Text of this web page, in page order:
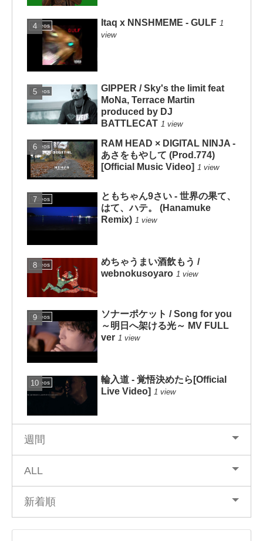
Videos Itaq x NNSHMEME - GULF 1
view
Videos
GIPPER / Sky's the limit feat
MoNa, Terrace Martin
produced by DJ
BATTLECAT 1 view
Videos
RAM HEAD × DIGITAL NINJA -
あさをもやして (Prod.774)
[Official Music Video] 1 view
Videos
ともちゃん9さい - 世界の果て、
はて、ハテ。 (Hanamuke
Remix) 1 view
Videos
めちゃうまい酒飲もう /
webnokusoyaro 1 view
Videos
ソナーポケット / Song for you
～明日へ架ける光～ MV FULL
ver 1 view
Videos
輪入道 - 覚悟決めたら[Official
Live Video] 1 view
週間
ALL
新着順